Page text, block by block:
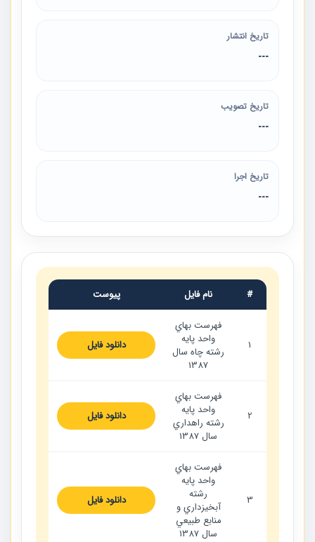
تاریخ انتشار
---
تاریخ تصویب
---
تاریخ اجرا
---
# نام فایل پیوست
1
فهرست بهاي
واحد پايه
رشته چاه سال
1387
دانلود فایل
2
فهرست بهاي
واحد پايه
رشته راهداري
سال 1387
دانلود فایل
3
فهرست بهاي
واحد پايه
رشته
آبخيزداري و
منابع طبيعي
سال 1387
دانلود فایل